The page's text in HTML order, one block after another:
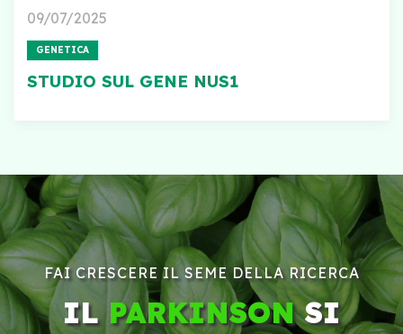
09/07/2025
GENETICA
STUDIO SUL GENE NUS1
FAI CRESCERE IL SEME DELLA RICERCA
ILPARKINSONSI